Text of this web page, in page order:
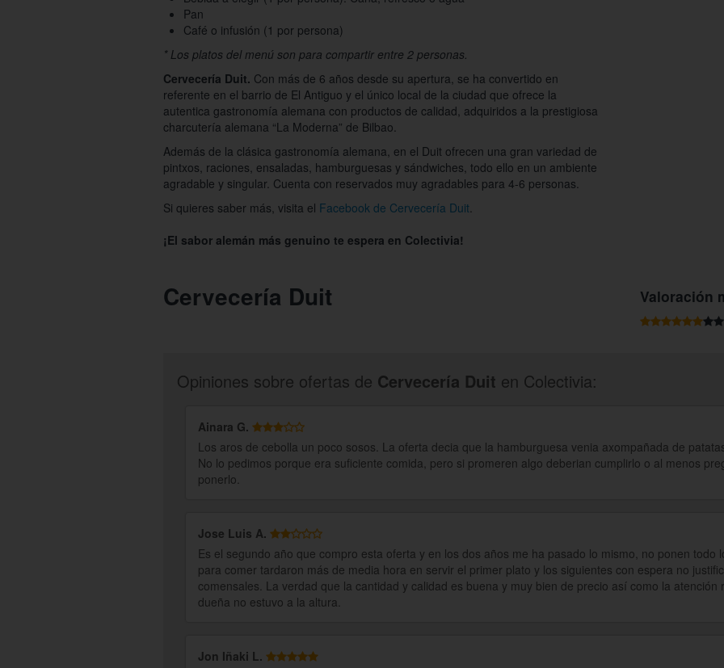
Pan
Café o infusión (1 por persona)
* Los platos del menú son para compartir entre 2 personas.
Cervecería Duit. Con más de 6 años desde su apertura, se ha convertido en
referente en el barrio de El Antiguo y el único local de la ciudad que ofrece la
autentica gastronomía alemana con productos de calidad, adquiridos a la prestigiosa
charcutería alemana “La Moderna” de Bilbao.
Además de la clásica gastronomía alemana, en el Duit ofrecen una gran variedad de
pintxos, raciones, ensaladas, hamburguesas y sándwiches, todo ello en un ambiente
agradable y singular. Cuenta con reservados muy agradables para 4-6 personas.
Si quieres saber más, visita el Facebook de Cervecería Duit.
¡El sabor alemán más genuino te espera en Colectivia!
Cervecería Duit Valoración
Opiniones sobre ofertas de Cervecería Duit en Colectivia:
Ainara G.
Los aros de cebolla un poco sosos. La oferta decia que la hamburguesa venia axompañada de
No lo pedimos porque era suficiente comida, pero si promeren algo deberian cumplirlo o al menos
ponerlo.
Jose Luis A.
Es el segundo año que compro esta oferta y en los dos años me ha pasado lo mismo, no ponen todo
para comer tardaron más de media hora en servir el primer plato y los siguientes con espera no
comensales. La verdad que la cantidad y calidad es buena y muy bien de precio así como la
dueña no estuvo a la altura.
Jon Iñaki L.